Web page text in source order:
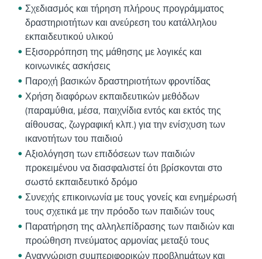
Σχεδιασμός και τήρηση πλήρους προγράμματος
δραστηριοτήτων και ανεύρεση του κατάλληλου
εκπαιδευτικού υλικού
Εξισορρόπηση της μάθησης με λογικές και
κοινωνικές ασκήσεις
Παροχή βασικών δραστηριοτήτων φροντίδας
Χρήση διαφόρων εκπαιδευτικών μεθόδων
(παραμύθια, μέσα, παιχνίδια εντός και εκτός της
αίθουσας, ζωγραφική κλπ.) για την ενίσχυση των
ικανοτήτων του παιδιού
Αξιολόγηση των επιδόσεων των παιδιών
προκειμένου να διασφαλιστεί ότι βρίσκονται στο
σωστό εκπαιδευτικό δρόμο
Συνεχής επικοινωνία με τους γονείς και ενημέρωσή
τους σχετικά με την πρόοδο των παιδιών τους
Παρατήρηση της αλληλεπίδρασης των παιδιών και
προώθηση πνεύματος αρμονίας μεταξύ τους
Αναγνώριση συμπεριφορικών προβλημάτων και